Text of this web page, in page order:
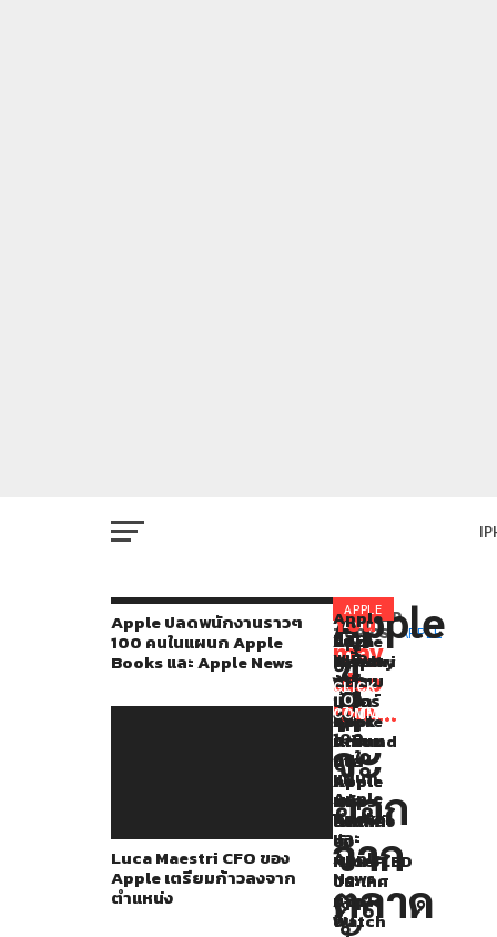
Apple ปลดพนักงานราวๆ
100 คนในแผนก Apple
Books และ Apple News
Luca Maestri CFO ของ
Apple เตรียมก้าวลงจาก
ตำแหน่ง
APPLE
Apple
ขู่
ที่
จะ
ออก
จาก
ตลาด
ทนาย
จาก
ทาง
ฝั่ง
ของ
Apple
กล่าว
ว่า
บริษัท
มี
You
may
also
like...
Apple
ปลด
พนัก
งา
นรา
วๆ
100
คนใน
แผนก
Apple
Books
และ
Apple
News
Luca
Maestri
CFO
ของ
Apple
เตรียม
ก้าว
ลง
จาก
ตำแหน่ง
Apple
เตรียม
ขยาย
ฟีเจอร์
Look
Around
บน
Apple
Maps
ไป
ยัง
หลาย
ประเทศ
มาก
ขึ้น
LG
Display
เตรียม
เรียก
ค่า
ชดเชย
จาก
Apple
หลัง
ยกเลิก
จอ
MicroLED
บน
Apple
Watch
RELATED
TOPICS: APPLE
CLICK
TO
COMMENT